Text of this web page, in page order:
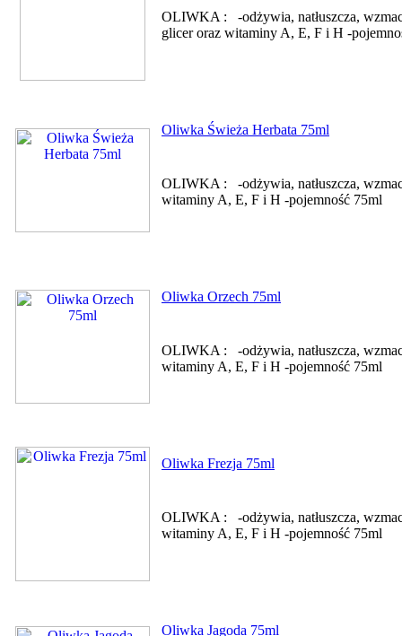
OLIWKA : -odżywia, natłuszcza,
glicer oraz witaminy A, E, F i H -
Oliwka Świeża Herbata 75ml
OLIWKA : -odżywia, natłuszcza,
witaminy A, E, F i H -pojemność 75ml
Oliwka Orzech 75ml
OLIWKA : -odżywia, natłuszcza,
witaminy A, E, F i H -pojemność 75ml
Oliwka Frezja 75ml
OLIWKA : -odżywia, natłuszcza,
witaminy A, E, F i H -pojemność 75ml
Oliwka Jagoda 75ml